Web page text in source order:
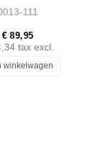
1084200385
111
€ 89,95
tax excl.
winkelwagen